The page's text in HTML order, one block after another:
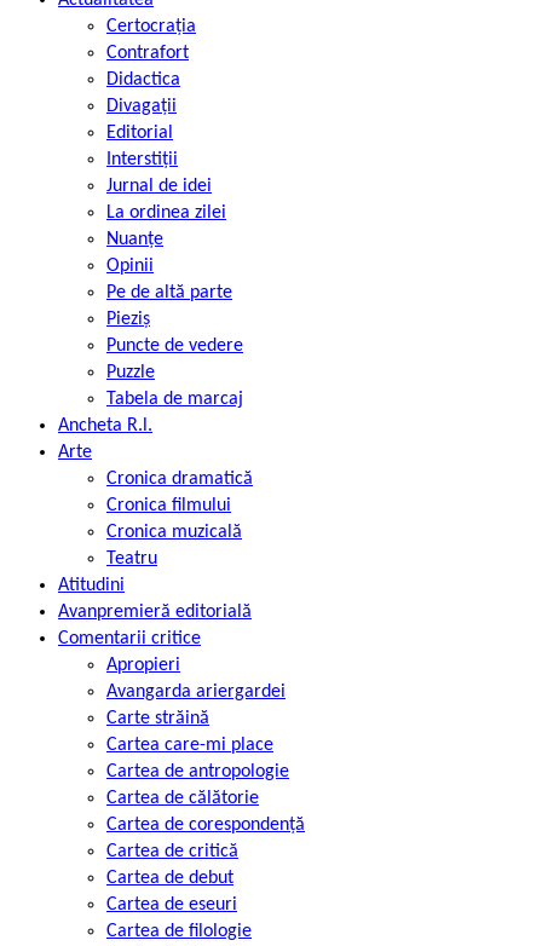
Certocrația
Contrafort
Didactica
Divagații
Editorial
Interstiții
Jurnal de idei
La ordinea zilei
Nuanțe
Opinii
Pe de altă parte
Pieziș
Puncte de vedere
Puzzle
Tabela de marcaj
Ancheta R.l.
Arte
Cronica dramatică
Cronica filmului
Cronica muzicală
Teatru
Atitudini
Avanpremieră editorială
Comentarii critice
Apropieri
Avangarda ariergardei
Carte străină
Cartea care-mi place
Cartea de antropologie
Cartea de călătorie
Cartea de corespondență
Cartea de critică
Cartea de debut
Cartea de eseuri
Cartea de filologie